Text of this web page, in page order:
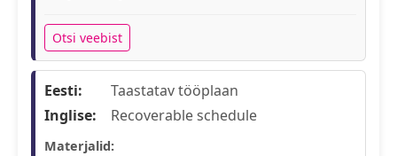
Otsi veebist
Eesti:
Taastatav tööplaan
Inglise:
Recoverable schedule
Materjalid: